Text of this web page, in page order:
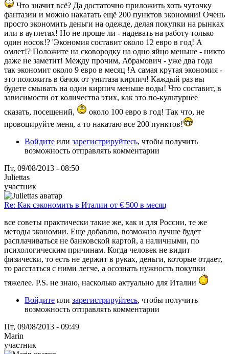
Что значит всё? Да достаточно приложить хоть чуточку
фантазии и можно накатать ещё 200 пунктов экономии! Очень
просто экономить деньги на одежде, делая покупки на рынках
или в аутлетах! Но не проще ли - надевать на работу только
один носок!? 'Экономия составит около 12 евро в год! А
омлет!? Положите на сковородку на одно яйцо меньше - никто
даже не заметит! Между прочим, Абрамович - уже два года
так экономит около 9 евро в месяц !А самая крутая экономия -
это положить в бачок от унитаза кирпич! Каждый раз вы
будете смывать на один кирпич меньше воды! Что составит, в
зависимости от количества этих, как это по-культурнее
сказать, посещений,
около 100 евро в год! Так что, не
провоцируйте меня, а то накатаю все 200 пунктов!
Войдите или зарегистрируйтесь, чтобы получить
возможность отправлять комментарии
Пт, 09/08/2013 - 08:50
Juliettas
участник
Re: Как сэкономить в Италии от € 500 в месяц
все советы практически такие же, как и для России, те же
методы экономии. Еще добавлю, возможно лучше будет
расплачиваться не банковской картой, а наличными, по
психологическим причинам. Когда человек не видит
физически, то есть не держит в руках, деньги, которые отдает,
то расстаться с ними легче, а осознать нужность покупки
тяжелее. P.S. не знаю, насколько актуально для Италии
Войдите или зарегистрируйтесь, чтобы получить
возможность отправлять комментарии
Пт, 09/08/2013 - 09:49
Marin
участник